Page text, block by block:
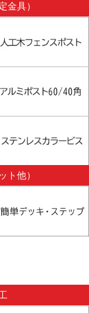
金具）
ト他）